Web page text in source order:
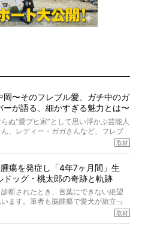
岡〜そのフレブル愛、ガチ中のガ
ーが語る、細かすぎる魅力とは〜
ぬ“愛ブヒ家”として思い浮かぶ芸能人
、レディー・ガガさんなど、フレブ
多いと思います。が、ロッチ中岡さん
を覗くと、たくさんのフレブルアカウ
いて、わが『FRENCH BULLDOG
トーラスも、その中の一頭。
レブルの魅力を語っていただきまし
りは、思ってた以上！ ガチ中のガチ
取材
腫瘍を発症し「4年7ヶ月間」生
ドッグ・桃太郎の奇跡と軌跡
断されたとき、言葉にできない絶望
ます。筆者も脳腫瘍で愛犬が旅立っ
そ、どれほど厄介で困難な病気かを理取材